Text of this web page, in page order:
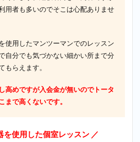
用者も多いのでそこは心配ありませ
使用したマンツーマンでのレッスン
自分でも気づかない細かい所まで分
もらえます。
高めですが入会金が無いのでトータ
まで高くないです。
を使用した個室レッスン ／